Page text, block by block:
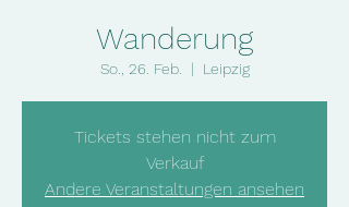
Wanderung
So., 26. Feb.
  |
Leipzig
Tickets stehen nicht zum
Verkauf
Andere Veranstaltungen ansehen